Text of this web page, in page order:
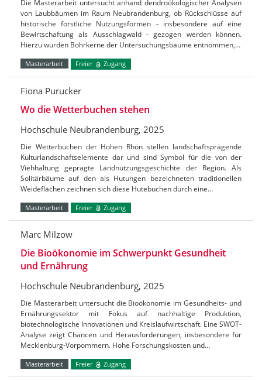
Die Masterarbeit untersucht anhand dendroökologischer Analysen
von Laubbäumen im Raum Neubrandenburg, ob Rückschlüsse auf
historische forstliche Nutzungsformen - insbesondere auf eine
Bewirtschaftung als Ausschlagwald - gezogen werden können.
Hierzu wurden Bohrkerne der Untersuchungsbäume entnommen,…
Masterarbeit Freier Zugang
Fiona Purucker
Wo die Wetterbuchen stehen
Hochschule Neubrandenburg, 2025
Die Wetterbuchen der Hohen Rhön stellen landschaftsprägende
Kulturlandschaftselemente dar und sind Symbol für die von der
Viehhaltung geprägte Landnutzungsgeschichte der Region. Als
Solitärbäume auf den als Hutungen bezeichneten traditionellen
Weideflächen zeichnen sich diese Hutebuchen durch eine…
Masterarbeit Freier Zugang
Marc Milzow
Die Bioökonomie im Schwerpunkt Gesundheit
und Ernährung
Hochschule Neubrandenburg, 2025
Die Masterarbeit untersucht die Bioökonomie im Gesundheits- und
Ernährungssektor mit Fokus auf nachhaltige Produktion,
biotechnologische Innovationen und Kreislaufwirtschaft. Eine SWOT-
Analyse zeigt Chancen und Herausforderungen, insbesondere für
Mecklenburg-Vorpommern. Hohe Forschungskosten und…
Masterarbeit Freier Zugang